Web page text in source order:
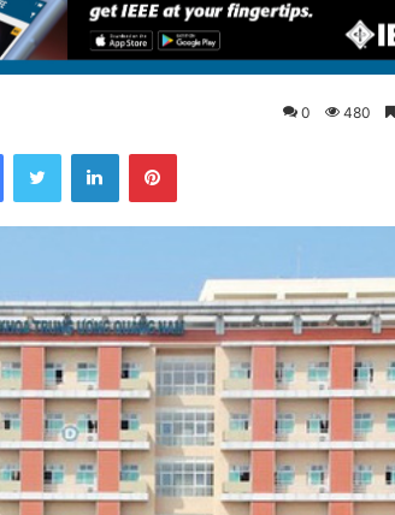
0 480
FacebookTwitter LinkedInPinterest